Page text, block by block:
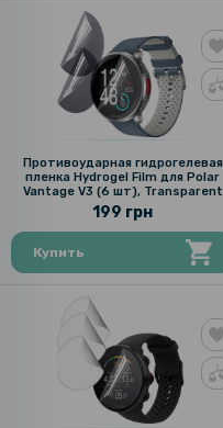
Противоударная гидрогелевая
пленка Hydrogel Film для Polar
Vantage V3 (6 шт), Transparent
199 грн
Купить